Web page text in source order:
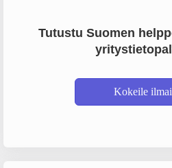
Tutustu Suomen
Kokeile